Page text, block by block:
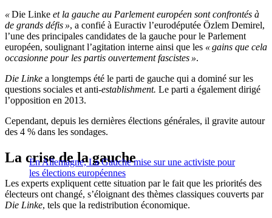
«Die Linke et la gauche au Parlement européen sont confrontés à
de grands défis », a confié à Euractiv l’eurodéputée Özlem Demirel,
l’une des principales candidates de la gauche pour le Parlement
européen, soulignant l’agitation interne ainsi que les « gains que cela
occasionne pour les partis ouvertement fascistes ».
Die Linke a longtemps été le parti de gauche qui a dominé sur les
questions sociales et anti-establishment. Le parti a également dirigé
l’opposition en 2013.
Cependant, depuis les dernières élections générales, il gravite autour
des 4 % dans les sondages.
En Allemagne, La Gauche mise sur une activiste pour
les élections européennes
La crise de la gauche
Les experts expliquent cette situation par le fait que les priorités des
électeurs ont changé, s’éloignant des thèmes classiques couverts par
Die Linke, tels que la redistribution économique.